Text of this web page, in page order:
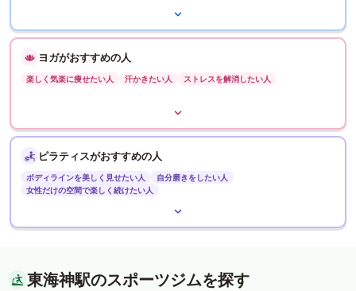
ヨガがおすすめの人
楽しく気楽に痩せたい人 汗かきたい人 ストレスを解消したい人
ピラティスがおすすめの人
ボディラインを美しく見せたい人
自分磨きをしたい人
女性だけの空間で楽しく続けたい人
東海神駅のスポーツジムを探す